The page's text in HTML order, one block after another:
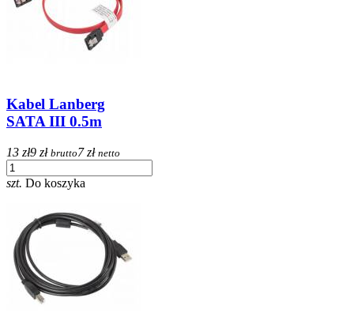
Kabel Lanberg
SATA III 0.5m
13 zł9 zł brutto7 zł netto
szt. Do koszyka